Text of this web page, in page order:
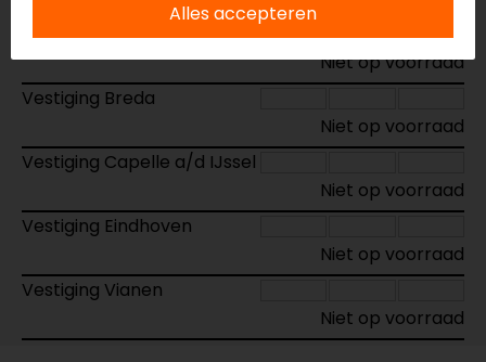
Vestiging Apeldoorn
Niet op voorraad
Vestiging Breda
Niet op voorraad
Vestiging Capelle a/d IJssel
Niet op voorraad
Vestiging Eindhoven
Niet op voorraad
Vestiging Vianen
Niet op voorraad
Alles accepteren